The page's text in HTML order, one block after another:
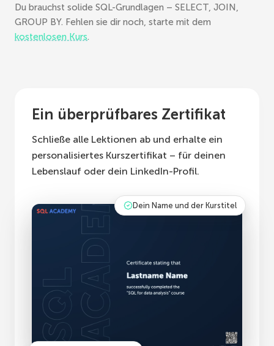
Du brauchst solide SQL-Grundlagen – SELECT, JOIN,
GROUP BY. Fehlen sie dir noch, starte mit dem
kostenlosen Kurs.
Ein überprüfbares Zertifikat
Schließe alle Lektionen ab und erhalte ein
personalisiertes Kurszertifikat – für deinen
Lebenslauf oder dein LinkedIn-Profil.
Dein Name und der Kurstitel